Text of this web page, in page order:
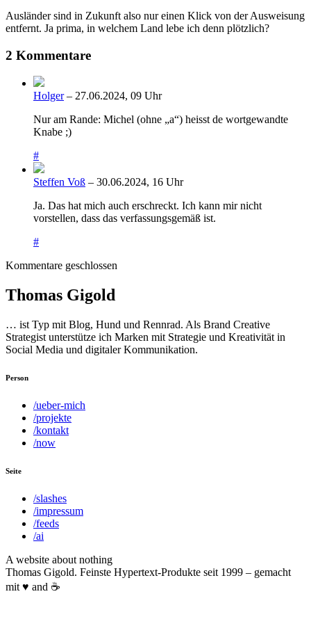
Ausländer sind in Zukunft also nur einen Klick von der Ausweisung
entfernt. Ja prima, in welchem Land lebe ich denn plötzlich?
2 Kommentare
Holger– 27.06.2024, 09 Uhr
Nur am Rande: Michel (ohne „a“) heisst de wortgewandte
Knabe ;)
#
Steffen Voß – 30.06.2024, 16 Uhr
Ja. Das hat mich auch erschreckt. Ich kann mir nicht
vorstellen, dass das verfassungsgemäß ist.
#
Kommentare geschlossen
Thomas Gigold
… ist Typ mit Blog, Hund und Rennrad. Als Brand Creative
Strategist unterstütze ich Marken mit Strategie und Kreativität in
Social Media und digitaler Kommunikation.
Person
/ueber-mich
/projekte
/kontakt
/now
Seite
/slashes
/impressum
/feeds
/ai
A website about nothing
Thomas Gigold. Feinste Hypertext-Produkte seit 1999 – gemacht
mit ♥ and ☕